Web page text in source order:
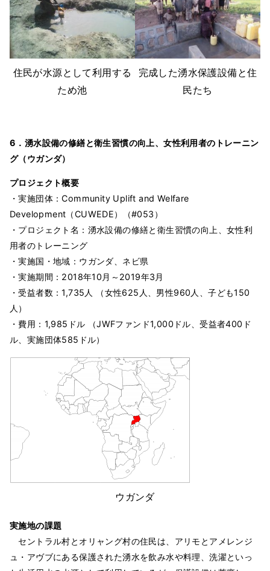
住民が水源として利用する
ため池
完成した湧水保護設備と住
民たち
6． 湧水設備の修繕と衛生習慣の向上、女性利用者のトレーニン
グ（ウガンダ）
プロジェクト概要
・実施団体：Community Uplift and Welfare
Development（CUWEDE）（#053）
・プロジェクト名：湧水設備の修繕と衛生習慣の向上、女性利
用者のトレーニング
・実施国・地域：ウガンダ、ネビ県
・実施期間：2018年10月～2019年3月
・受益者数：1,735人 （女性625人、男性960人、子ども150
人）
・費用：1,985ドル （JWFファンド1,000ドル、受益者400ド
ル、実施団体585ドル）
ウガンダ
実施地の課題
セントラル村とオリャング村の住民は、アリモとアメレンジ
ュ・アヴブにある保護された湧水を飲み水や料理、洗濯といっ